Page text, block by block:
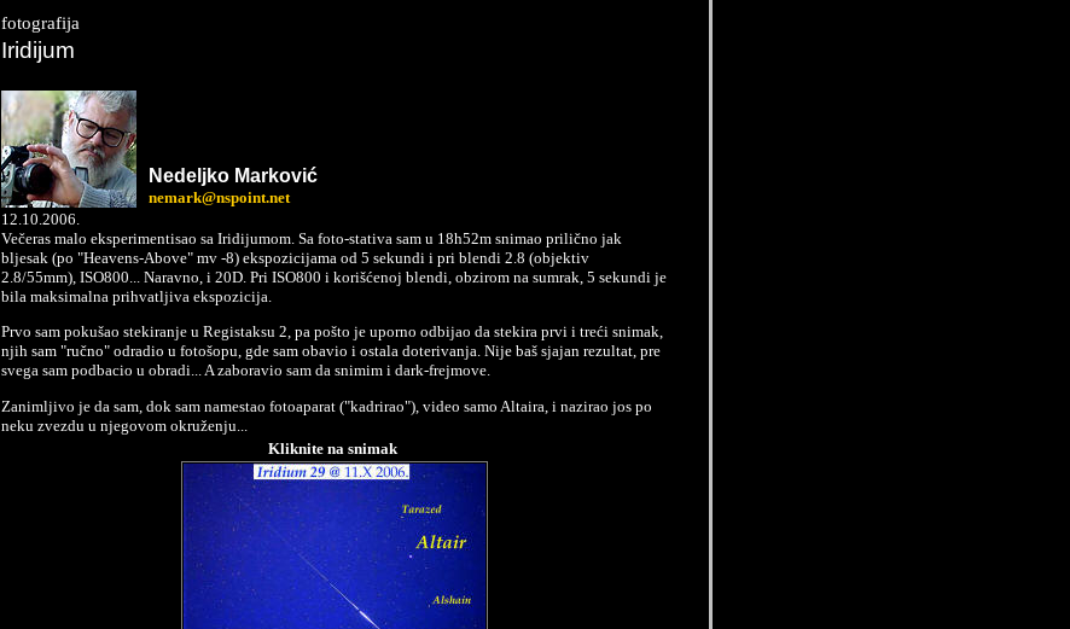
fotografija
Iridijum
Nedeljko Marković
nemark@nspoint.net
12.10.2006.
Večeras malo eksperimentisao sa Iridijumom. Sa foto-stativa sam u 18h52m snimao prilično jak
bljesak (po "Heavens-Above" mv -8) ekspozicijama od 5 sekundi i pri blendi 2.8 (objektiv
2.8/55mm), ISO800... Naravno, i 20D. Pri ISO800 i korišćenoj blendi, obzirom na sumrak, 5 sekundi je
bila maksimalna prihvatljiva ekspozicija.
Prvo sam pokušao stekiranje u Registaksu 2, pa pošto je uporno odbijao da stekira prvi i treći snimak,
njih sam "ručno" odradio u fotošopu, gde sam obavio i ostala doterivanja. Nije baš sjajan rezultat, pre
svega sam podbacio u obradi... A zaboravio sam da snimim i dark-frejmove.
Zanimljivo je da sam, dok sam namestao fotoaparat ("kadrirao"), video samo Altaira, i nazirao jos po
neku zvezdu u njegovom okruženju...
Kliknite na snimak